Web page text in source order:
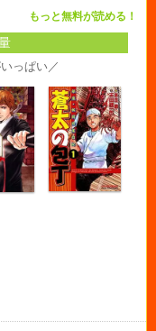
もっと無料が読める！
っぱい／